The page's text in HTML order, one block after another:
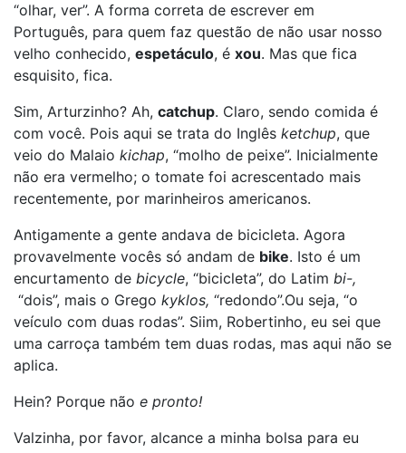
“olhar, ver”. A forma correta de escrever em
Português, para quem faz questão de não usar nosso
velho conhecido, espetáculo, é xou. Mas que fica
esquisito, fica.
Sim, Arturzinho? Ah, catchup. Claro, sendo comida é
com você. Pois aqui se trata do Inglês ketchup, que
veio do Malaio kichap, “molho de peixe”. Inicialmente
não era vermelho; o tomate foi acrescentado mais
recentemente, por marinheiros americanos.
Antigamente a gente andava de bicicleta. Agora
provavelmente vocês só andam de bike. Isto é um
encurtamento de bicycle, “bicicleta”, do Latim bi-,
“dois”, mais o Grego kyklos, “redondo”.Ou seja, “o
veículo com duas rodas”. Siim, Robertinho, eu sei que
uma carroça também tem duas rodas, mas aqui não se
aplica.
Hein? Porque não e pronto!
Valzinha, por favor, alcance a minha bolsa para eu